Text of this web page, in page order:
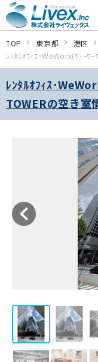
TOP 東京都 港区
ﾚﾝﾀﾙｵﾌｨｽ･WeWork(ｳｨｰﾜｰ
ﾚﾝﾀﾙｵﾌｨｽ･
TOWERの空き室